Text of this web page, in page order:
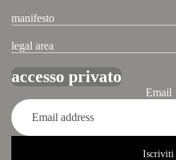
manifesto
legal area
accesso privato
Email
Iscriviti
Refund policy
Terms of service
Shipping policy
Contact information